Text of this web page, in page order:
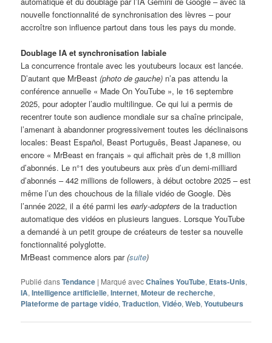
nouvelle fonctionnalité de synchronisation des lèvres – pour
accroître son influence partout dans tous les pays du monde.
Doublage IA et synchronisation labiale
La concurrence frontale avec les youtubeurs locaux est lancée.
D’autant que MrBeast(photo de gauche) n’a pas attendu la
conférence annuelle « Made On YouTube », le 16 septembre
2025, pour adopter l’audio multilingue. Ce qui lui a permis de
recentrer toute son audience mondiale sur sa chaîne principale,
l’amenant à abandonner progressivement toutes les déclinaisons
locales: Beast Español, Beast Português, Beast Japanese, ou
encore « MrBeast en français » qui affichait près de 1,8 million
d’abonnés. Le n°1 des youtubeurs aux près d’un demi-milliard
d’abonnés – 442 millions de followers, à début octobre 2025 – est
même l’un des chouchous de la filiale vidéo de Google. Dès
l’année 2022, il a été parmi lesearly-adopters de la traduction
automatique des vidéos en plusieurs langues. Lorsque YouTube
a demandé à un petit groupe de créateurs de tester sa nouvelle
fonctionnalité polyglotte.
MrBeast commence alors par(suite)
Publié dansTendance | Marqué avecChaînes YouTube, Etats-Unis,
IA,Intelligence artificielle,Internet,Moteur de recherche,
Plateforme de partage vidéo,Traduction,Vidéo,Web,Youtubeurs